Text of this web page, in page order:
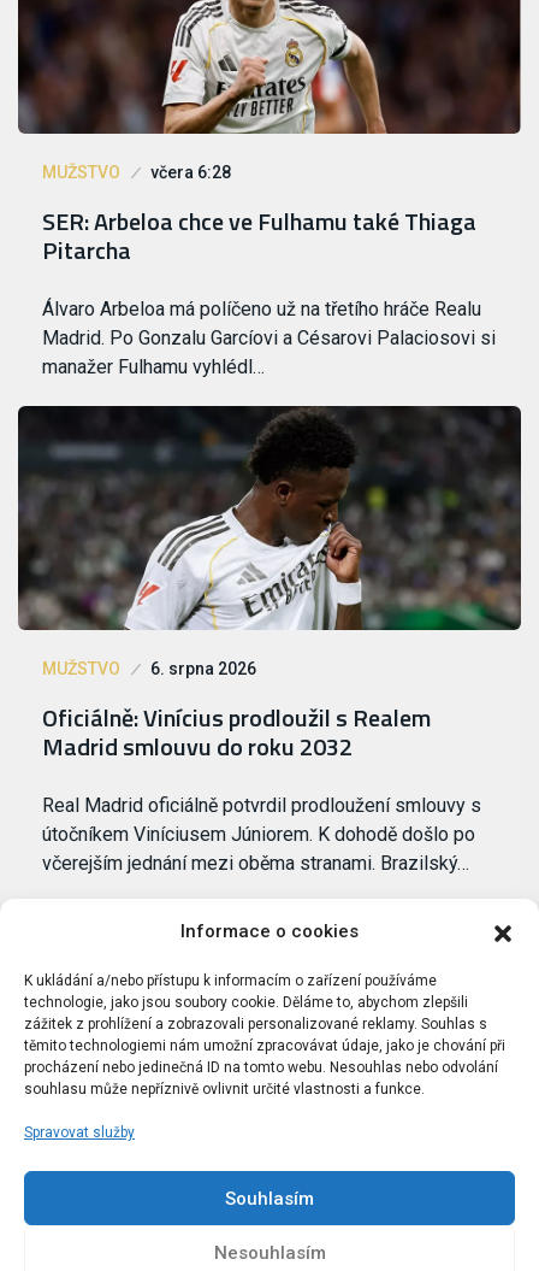
Informace o cookies
K ukládání a/nebo přístupu k informacím o zařízení používáme
technologie, jako jsou soubory cookie. Děláme to, abychom zlepšili
zážitek z prohlížení a zobrazovali personalizované reklamy. Souhlas s
těmito technologiemi nám umožní zpracovávat údaje, jako je chování při
procházení nebo jedinečná ID na tomto webu. Nesouhlas nebo odvolání
souhlasu může nepříznivě ovlivnit určité vlastnosti a funkce.
Spravovat služby
Souhlasím
Nesouhlasím
MUŽSTVO včera 6:28
SER: Arbeloa chce ve Fulhamu také Thiaga
Pitarcha
Álvaro Arbeloa má políčeno už na třetího hráče Realu
Madrid. Po Gonzalu Garcíovi a Césarovi Palaciosovi si
manažer Fulhamu vyhlédl…
MUŽSTVO 6. srpna 2026
Oficiálně: Vinícius prodloužil s Realem
Madrid smlouvu do roku 2032
Real Madrid oficiálně potvrdil prodloužení smlouvy s
útočníkem Viníciusem Júniorem. K dohodě došlo po
včerejším jednání mezi oběma stranami. Brazilský…